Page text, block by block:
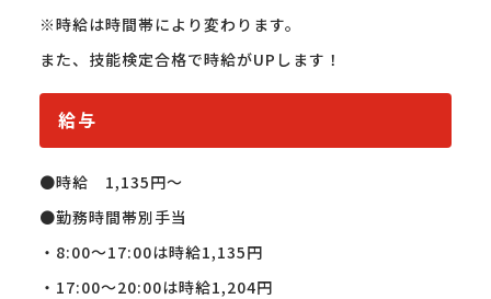
※時給は時間帯により変わります。
また、技能検定合格で時給がUPします！
給与
●時給　1,135円〜
●勤務時間帯別手当
・8:00〜17:00は時給1,135円
・17:00〜20:00は時給1,204円